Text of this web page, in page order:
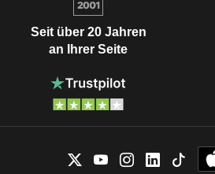
Seit über 20 Jahren
an Ihrer Seite